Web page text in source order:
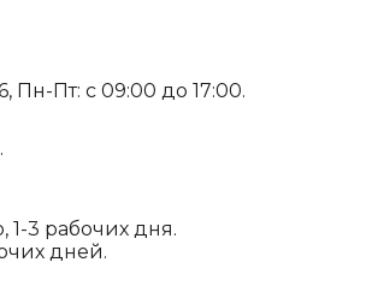
Пн-Пт: с 09:00 до 17:00.
1-3 рабочих дня.
дней.